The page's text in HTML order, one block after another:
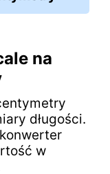
na
długości.
w